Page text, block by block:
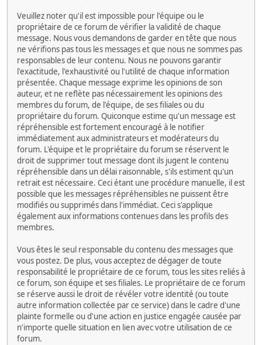
Veuillez noter qu'il est impossible pour l'équipe ou le
propriétaire de ce forum de vérifier la validité de chaque
message. Nous vous demandons de garder en tête que nous
ne vérifions pas tous les messages et que nous ne sommes pas
responsables de leur contenu. Nous ne pouvons garantir
l'exactitude, l'exhaustivité ou l'utilité de chaque information
présentée. Chaque message exprime les opinions de son
auteur, et ne reflète pas nécessairement les opinions des
membres du forum, de l'équipe, de ses filiales ou du
propriétaire du forum. Quiconque estime qu'un message est
répréhensible est fortement encouragé à le notifier
immédiatement aux administrateurs et modérateurs du
forum. L'équipe et le propriétaire du forum se réservent le
droit de supprimer tout message dont ils jugent le contenu
répréhensible dans un délai raisonnable, s'ils estiment qu'un
retrait est nécessaire. Ceci étant une procédure manuelle, il est
possible que les messages répréhensibles ne puissent être
modifiés ou supprimés dans l'immédiat. Ceci s'applique
également aux informations contenues dans les profils des
membres.
Vous êtes le seul responsable du contenu des messages que
vous postez. De plus, vous acceptez de dégager de toute
responsabilité le propriétaire de ce forum, tous les sites reliés à
ce forum, son équipe et ses filiales. Le propriétaire de ce forum
se réserve aussi le droit de révéler votre identité (ou toute
autre information collectée par ce service) dans le cadre d'une
plainte formelle ou d'une action en justice engagée causée par
n'importe quelle situation en lien avec votre utilisation de ce
forum.